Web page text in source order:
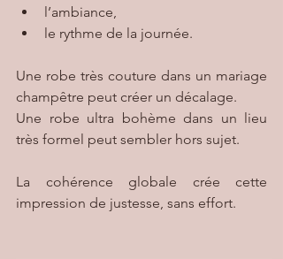
l’ambiance,
le rythme de la journée.
Une robe très couture dans un mariage
champêtre peut créer un décalage.
Une robe ultra bohème dans un lieu
très formel peut sembler hors sujet.
La cohérence globale crée cette
impression de justesse, sans effort.